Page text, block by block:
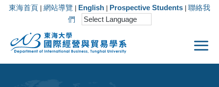
東海首頁 網站導覽 English Prospective Students
聯絡我
們